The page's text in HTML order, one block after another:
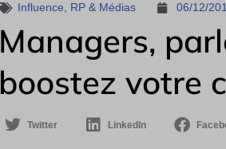
Influence RP & Médias 06/12/
Managers,
boostez votre
Twitter LinkedIn